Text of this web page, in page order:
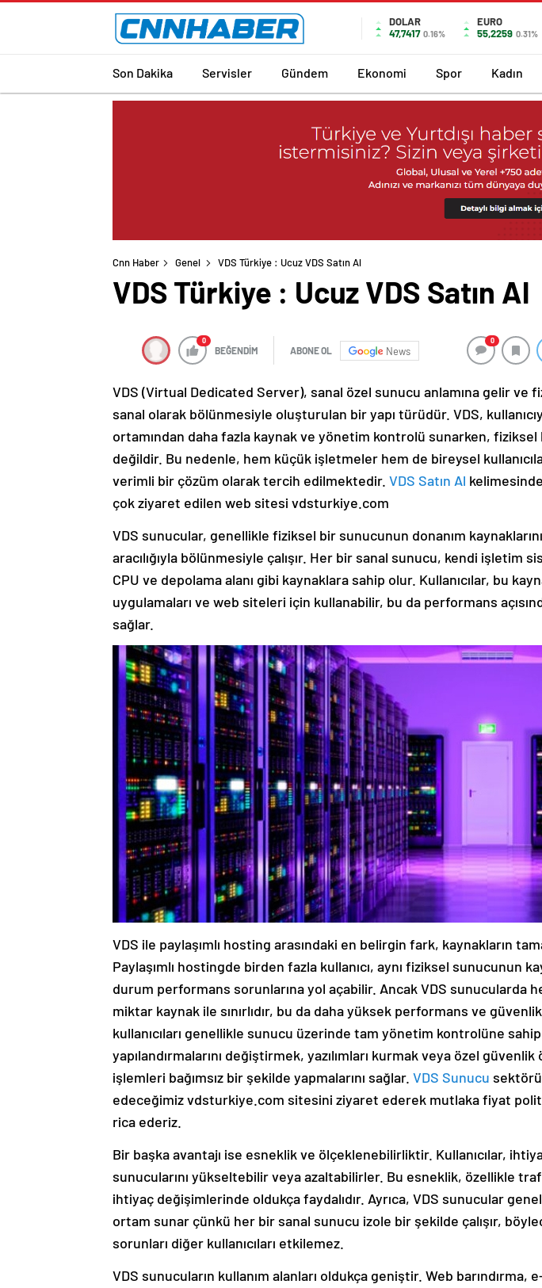
DOLAR
47,7417 0.16%
EURO
55,2259 0.31%
Son Dakika Servisler Gündem Ekonomi Spor Kadın
Cnn Haber Genel VDS Türkiye : Ucuz VDS Satın Al
VDS Türkiye : Ucuz VDS Satın Al
0
BEĞENDİM ABONE OL News
0
VDS (Virtual Dedicated Server), sanal özel sunucu anlamına gelir ve
sanal olarak bölünmesiyle oluşturulan bir yapı türüdür. VDS,
ortamından daha fazla kaynak ve yönetim kontrolü sunarken, fiziksel
değildir. Bu nedenle, hem küçük işletmeler hem de bireysel
verimli bir çözüm olarak tercih edilmektedir. VDS Satın Al
çok ziyaret edilen web sitesi vdsturkiye.com
VDS sunucular, genellikle fiziksel bir sunucunun donanım
aracılığıyla bölünmesiyle çalışır. Her bir sanal sunucu, kendi işletim
CPU ve depolama alanı gibi kaynaklara sahip olur. Kullanıcılar, bu
uygulamaları ve web siteleri için kullanabilir, bu da performans
sağlar.
VDS ile paylaşımlı hosting arasındaki en belirgin fark, kaynakların
Paylaşımlı hostingde birden fazla kullanıcı, aynı fiziksel sunucunun
durum performans sorunlarına yol açabilir. Ancak VDS sunucularda
miktar kaynak ile sınırlıdır, bu da daha yüksek performans ve
kullanıcıları genellikle sunucu üzerinde tam yönetim kontrolüne
yapılandırmalarını değiştirmek, yazılımları kurmak veya özel
işlemleri bağımsız bir şekilde yapmalarını sağlar. VDS Sunucu
edeceğimiz vdsturkiye.com sitesini ziyaret ederek mutlaka fiyat
rica ederiz.
Bir başka avantajı ise esneklik ve ölçeklenebilirliktir. Kullanıcılar,
sunucularını yükseltebilir veya azaltabilirler. Bu esneklik, özellikle
ihtiyaç değişimlerinde oldukça faydalıdır. Ayrıca, VDS sunucular
ortam sunar çünkü her bir sanal sunucu izole bir şekilde çalışır,
sorunları diğer kullanıcıları etkilemez.
VDS sunucuların kullanım alanları oldukça geniştir. Web barındırma,